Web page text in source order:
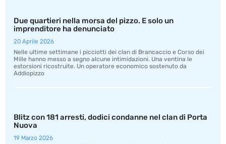
Due quartieri nella morsa del pizzo. E solo un
imprenditore ha denunciato
20 Aprile 2026
Nelle ultime settimane i picciotti dei clan di Brancaccio e Corso dei
Mille hanno messo a segno alcune intimidazioni. Una ventina le
estorsioni ricostruite. Un operatore economico sostenuto da
Addiopizzo
Blitz con 181 arresti, dodici condanne nel clan di Porta
Nuova
19 Marzo 2026